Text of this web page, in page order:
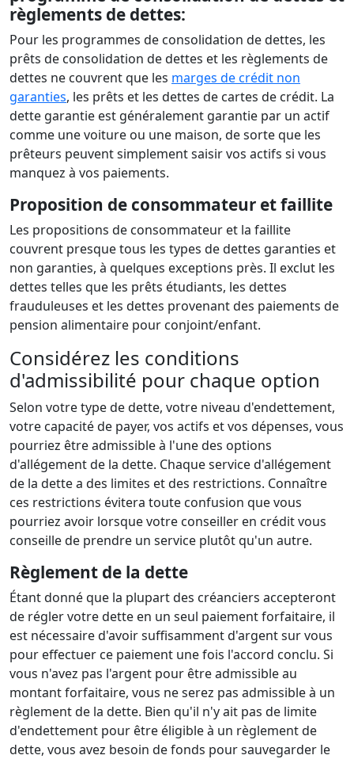
règlements de dettes:
Pour les programmes de consolidation de dettes, les
prêts de consolidation de dettes et les règlements de
dettes ne couvrent que les marges de crédit non
garanties, les prêts et les dettes de cartes de crédit. La
dette garantie est généralement garantie par un actif
comme une voiture ou une maison, de sorte que les
prêteurs peuvent simplement saisir vos actifs si vous
manquez à vos paiements.
Proposition de consommateur et faillite
Les propositions de consommateur et la faillite
couvrent presque tous les types de dettes garanties et
non garanties, à quelques exceptions près. Il exclut les
dettes telles que les prêts étudiants, les dettes
frauduleuses et les dettes provenant des paiements de
pension alimentaire pour conjoint/enfant.
Considérez les conditions
d'admissibilité pour chaque option
Selon votre type de dette, votre niveau d'endettement,
votre capacité de payer, vos actifs et vos dépenses, vous
pourriez être admissible à l'une des options
d'allégement de la dette. Chaque service d'allégement
de la dette a des limites et des restrictions. Connaître
ces restrictions évitera toute confusion que vous
pourriez avoir lorsque votre conseiller en crédit vous
conseille de prendre un service plutôt qu'un autre.
Règlement de la dette
Étant donné que la plupart des créanciers accepteront
de régler votre dette en un seul paiement forfaitaire, il
est nécessaire d'avoir suffisamment d'argent sur vous
pour effectuer ce paiement une fois l'accord conclu. Si
vous n'avez pas l'argent pour être admissible au
montant forfaitaire, vous ne serez pas admissible à un
règlement de la dette. Bien qu'il n'y ait pas de limite
d'endettement pour être éligible à un règlement de
dette, vous avez besoin de fonds pour sauvegarder le